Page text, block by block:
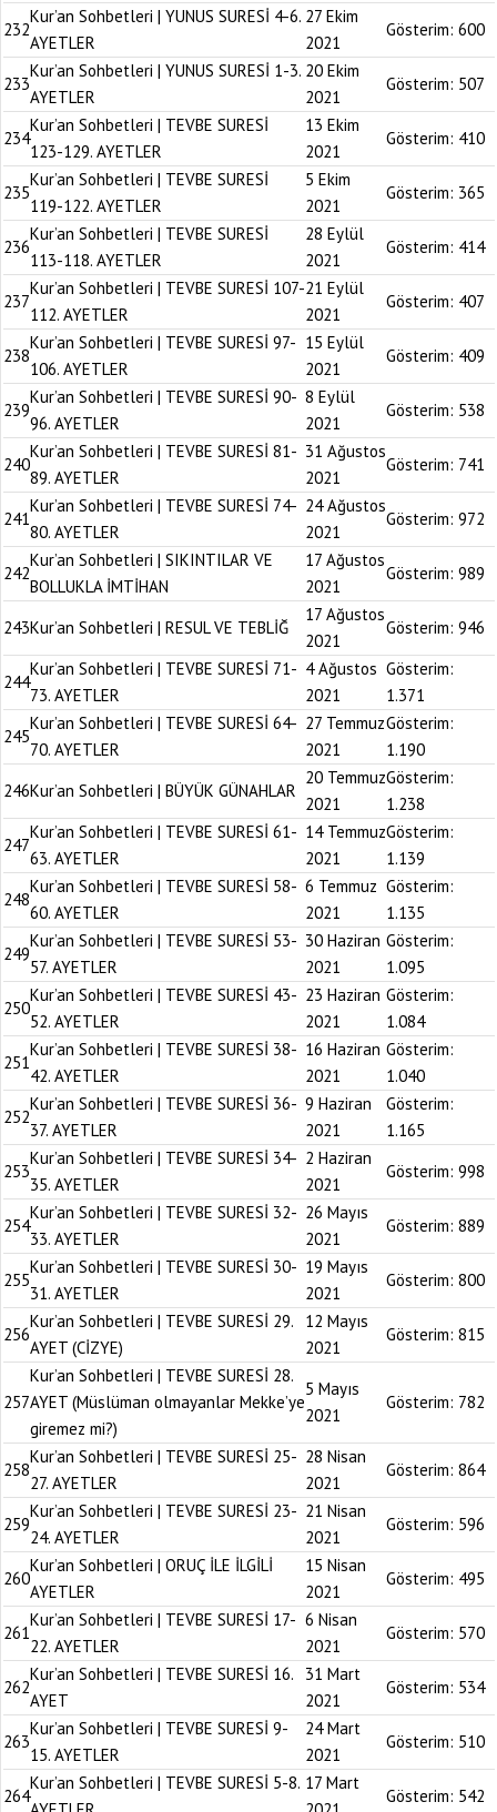
232
Kur’an Sohbetleri | YUNUS SURESİ 4-6.
AYETLER
27 Ekim
2021
Gösterim: 600
233
Kur’an Sohbetleri | YUNUS SURESİ 1-3.
AYETLER
20 Ekim
2021
Gösterim: 507
234
Kur’an Sohbetleri | TEVBE SURESİ
123-129. AYETLER
13 Ekim
2021
Gösterim: 410
235
Kur’an Sohbetleri | TEVBE SURESİ
119-122. AYETLER
5 Ekim
2021
Gösterim: 365
236
Kur’an Sohbetleri | TEVBE SURESİ
113-118. AYETLER
28 Eylül
2021
Gösterim: 414
237
Kur’an Sohbetleri | TEVBE SURESİ 107-
112. AYETLER
21 Eylül
2021
Gösterim: 407
238
Kur’an Sohbetleri | TEVBE SURESİ 97-
106. AYETLER
15 Eylül
2021
Gösterim: 409
239
Kur’an Sohbetleri | TEVBE SURESİ 90-
96. AYETLER
8 Eylül
2021
Gösterim: 538
240
Kur’an Sohbetleri | TEVBE SURESİ 81-
89. AYETLER
31 Ağustos
2021
Gösterim: 741
241
Kur’an Sohbetleri | TEVBE SURESİ 74-
80. AYETLER
24 Ağustos
2021
Gösterim: 972
242
Kur’an Sohbetleri | SIKINTILAR VE
BOLLUKLA İMTİHAN
17 Ağustos
2021
Gösterim: 989
243Kur’an Sohbetleri | RESUL VE TEBLİĞ
17 Ağustos
2021
Gösterim: 946
244
Kur’an Sohbetleri | TEVBE SURESİ 71-
73. AYETLER
4 Ağustos
2021
Gösterim:
1.371
245
Kur’an Sohbetleri | TEVBE SURESİ 64-
70. AYETLER
27 Temmuz
2021
Gösterim:
1.190
246Kur’an Sohbetleri | BÜYÜK GÜNAHLAR
20 Temmuz
2021
Gösterim:
1.238
247
Kur’an Sohbetleri | TEVBE SURESİ 61-
63. AYETLER
14 Temmuz
2021
Gösterim:
1.139
248
Kur’an Sohbetleri | TEVBE SURESİ 58-
60. AYETLER
6 Temmuz
2021
Gösterim:
1.135
249
Kur’an Sohbetleri | TEVBE SURESİ 53-
57. AYETLER
30 Haziran
2021
Gösterim:
1.095
250
Kur’an Sohbetleri | TEVBE SURESİ 43-
52. AYETLER
23 Haziran
2021
Gösterim:
1.084
251
Kur’an Sohbetleri | TEVBE SURESİ 38-
42. AYETLER
16 Haziran
2021
Gösterim:
1.040
252
Kur’an Sohbetleri | TEVBE SURESİ 36-
37. AYETLER
9 Haziran
2021
Gösterim:
1.165
253
Kur’an Sohbetleri | TEVBE SURESİ 34-
35. AYETLER
2 Haziran
2021
Gösterim: 998
254
Kur’an Sohbetleri | TEVBE SURESİ 32-
33. AYETLER
26 Mayıs
2021
Gösterim: 889
255
Kur’an Sohbetleri | TEVBE SURESİ 30-
31. AYETLER
19 Mayıs
2021
Gösterim: 800
256
Kur’an Sohbetleri | TEVBE SURESİ 29.
AYET (CİZYE)
12 Mayıs
2021
Gösterim: 815
257
Kur’an Sohbetleri | TEVBE SURESİ 28.
AYET (Müslüman olmayanlar Mekke’ye
giremez mi?)
5 Mayıs
2021
Gösterim: 782
258
Kur’an Sohbetleri | TEVBE SURESİ 25-
27. AYETLER
28 Nisan
2021
Gösterim: 864
259
Kur’an Sohbetleri | TEVBE SURESİ 23-
24. AYETLER
21 Nisan
2021
Gösterim: 596
260
Kur’an Sohbetleri | ORUÇ İLE İLGİLİ
AYETLER
15 Nisan
2021
Gösterim: 495
261
Kur’an Sohbetleri | TEVBE SURESİ 17-
22. AYETLER
6 Nisan
2021
Gösterim: 570
262
Kur’an Sohbetleri | TEVBE SURESİ 16.
AYET
31 Mart
2021
Gösterim: 534
263
Kur’an Sohbetleri | TEVBE SURESİ 9-
15. AYETLER
24 Mart
2021
Gösterim: 510
264
Kur’an Sohbetleri | TEVBE SURESİ 5-8. 17 Mart
Gösterim: 542